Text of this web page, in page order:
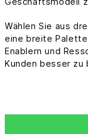
Wählen Sie aus
eine breite
Enablern und
Kunden besser zu